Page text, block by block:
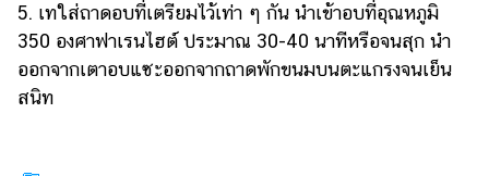
5. เทใส่ถาดอบที่เตรียมไว้เท่า ๆ กัน นำเข้าอบที่อุณหภูมิ
350 องศาฟาเรนไฮต์ ประมาณ 30-40 นาทีหรือจนสุก นำ
ออกจากเตาอบแซะออกจากถาดพักขนมบนตะแกรงจนเย็น
สนิท